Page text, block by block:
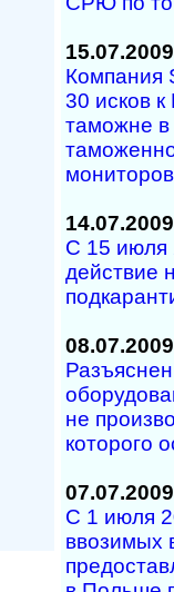
15.07.2009
Компания
30 исков
таможне в
мониторов
14.07.2009
С 15 июля
действие
08.07.2009
не
которого
07.07.2009
С 1 июля
ввозимых